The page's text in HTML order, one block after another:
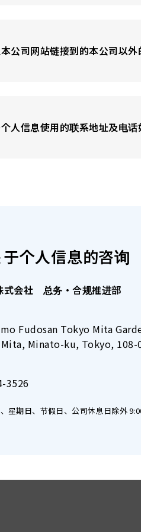
公司网站链接到的本公司以
人信息使用的联系地址及电话
于个人信息的咨询
式会社 总务・合规推进部
Fudosan Tokyo Mita
Minato-ku, Tokyo, 108-
3526
星期日、节假日、公司休息日除外